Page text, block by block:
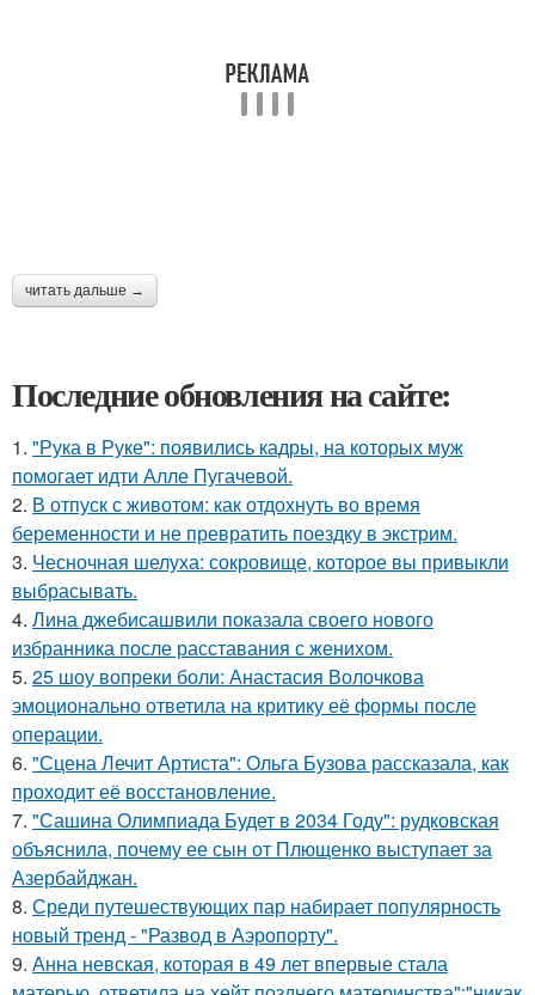
читать дальше →
Последние обновления на сайте:
1. "Рука в Руке": появились кадры, на которых муж
помогает идти Алле Пугачевой.
2. В отпуск с животом: как отдохнуть во время
беременности и не превратить поездку в экстрим.
3. Чесночная шелуха: сокровище, которое вы привыкли
выбрасывать.
4. Лина джебисашвили показала своего нового
избранника после расставания с женихом.
5. 25 шоу вопреки боли: Анастасия Волочкова
эмоционально ответила на критику её формы после
операции.
6. "Сцена Лечит Артиста": Ольга Бузова рассказала, как
проходит её восстановление.
7. "Сашина Олимпиада Будет в 2034 Году": рудковская
объяснила, почему ее сын от Плющенко выступает за
Азербайджан.
8. Среди путешествующих пар набирает популярность
новый тренд - "Развод в Аэропорту".
9. Анна невская, которая в 49 лет впервые стала